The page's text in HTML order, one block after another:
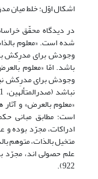
اشکال اوّل: خلط میان
در دیدگاه محقّق
شده است. «معلوم
وجودش برای مدرِکش
باشد. امّا «معلوم
وجودش برای مدرِکش
«معلوم بالعرض» و
است؛ مطابق مبانی
ادراکات، مجرّد بوده و
متخیل بالذات، متوهم
922).